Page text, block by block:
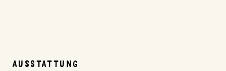
AUSSTATTUNG